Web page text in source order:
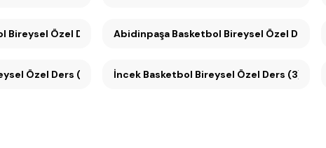
Bireysel Özel Ders (4)Abidinpaşa Basketbol Bireysel Özel Ders (4)
Özel Ders (4) İncek Basketbol Bireysel Özel Ders (3)